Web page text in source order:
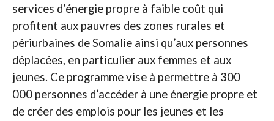
services d’énergie propre à faible coût qui
profitent aux pauvres des zones rurales et
périurbaines de Somalie ainsi qu’aux personnes
déplacées, en particulier aux femmes et aux
jeunes. Ce programme vise à permettre à 300
000 personnes d’accéder à une énergie propre et
de créer des emplois pour les jeunes et les